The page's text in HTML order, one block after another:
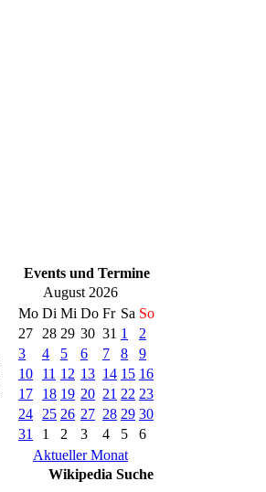
Events und Termine
August 2026
Mo Di Mi Do Fr Sa So
27
28 29 30 31 1
2
3
4 5 6 7 8
9
10
11 12 13 14 15 16
17
18 19 20 21 22 23
24
25 26 27 28 29 30
31
1 2 3 4 5
6
Aktueller Monat
Wikipedia Suche